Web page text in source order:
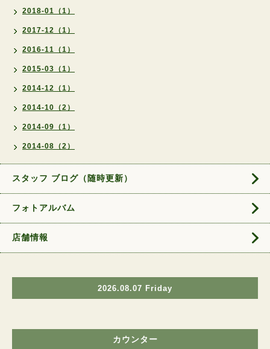
2018-01（1）
2017-12（1）
2016-11（1）
2015-03（1）
2014-12（1）
2014-10（2）
2014-09（1）
2014-08（2）
スタッフ ブログ（随時更新）
フォトアルバム
店舗情報
2026.08.07 Friday
カウンター